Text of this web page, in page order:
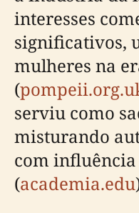
interesses
significativos,
mulheres na
(
serviu como
misturando
com
(academia.edu